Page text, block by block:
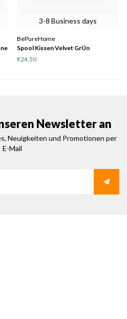
3-8 Business days
BePureHome
Spool Kissen Velvet GrÜn
€24,50
Newsletter an
Neuigkeiten und Promotionen per
E-Mail